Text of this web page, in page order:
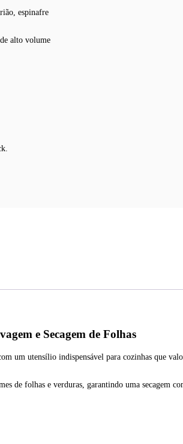
espinafre
alto volume
e Secagem de Folhas
um utensílio indispensável para cozinhas que
de folhas e verduras, garantindo uma secagem